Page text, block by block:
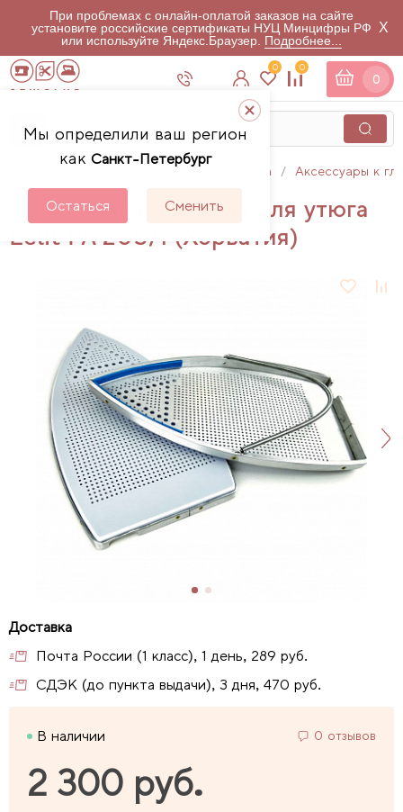
При проблемах с онлайн-оплатой заказов на сайте
установите российские сертификаты НУЦ Минцифры РФ
или используйте Яндекс.Браузер. Подробнее...
X
Мы определили ваш регион
как Санкт-Петербург
Остаться Сменить
0 0
0
Гладильная техника Аксессуары к
Тефлоновая подошва для утюга
Lelit PA 205/1 (Хорватия)
Почта России (1 класс), 1 день, 289 руб.
СДЭК (до пункта выдачи), 3 дня, 470 руб.
В наличии 0 отзывов
2 300 руб.